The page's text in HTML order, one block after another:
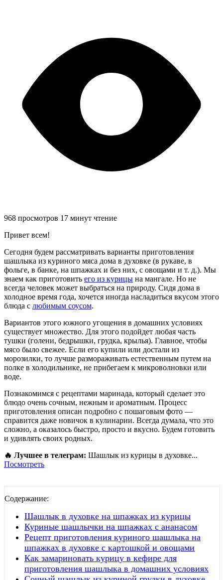
968 просмотров 17 минут чтение
Привет всем!
Сегодня будем рассматривать варианты приготовления
шашлыка из куриного мяса дома в духовке (в рукаве, в
фольге, в банке, на шпажках и без них, с овощами и т. д.). Мы
знаем как приготовить его из курицы на мангале. Но не
всегда человек может выбраться на природу. Сидя дома в
холодное время года, хочется иногда насладиться вкусом этого
блюда с любимым соусом.
Вариантов этого южного угощения в домашних условиях
существует множество. Для этого подойдет любая часть
тушки (голени, бедрышки, грудка, крылья). Главное, чтобы
мясо было свежее. Если его купили или достали из
морозилки, то лучше размораживать естественным путем на
полке в холодильнике, не прибегаем к микроволновки или
воде.
Познакомимся с рецептами маринада, который сделает это
блюдо очень сочным, нежным и ароматным. Процесс
приготовления описан подробно с пошаговым фото —
справится даже новичок в кулинарии. Всегда думала, что это
сложно, а оказалось быстро, просто и вкусно. Будем готовить
и удивлять своих родных.
🔥 Лучшее в телеграм: Шашлык из курицы в духовке...
Посмотреть
Содержание:
Шашлык в духовке на шпажках из курицы
Куриные шашлычки на шпажках с ананасом
Рецепт приготовления куриного шашлыка на
шпажках в духовке с картошкой и овощами
Как замариновать курицу в кефире для
приготовления шашлыка в домашних условиях